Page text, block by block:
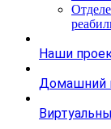
Наши
Домашний